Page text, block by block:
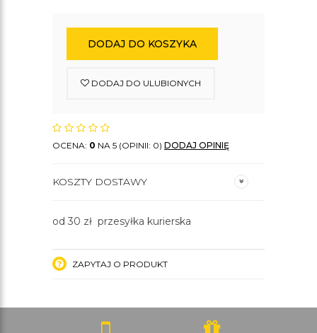
DODAJ DO KOSZYKA
DODAJ DO ULUBIONYCH
OCENA: 0 NA 5 (OPINII: 0) DODAJ OPINIĘ
KOSZTY DOSTAWY
od 30 zł przesyłka kurierska
ZAPYTAJ O PRODUKT